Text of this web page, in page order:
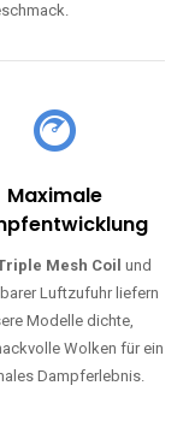
Maximale
Mesh Coil und
Luftzufuhr liefern
Modelle dichte,
Wolken für ein
Dampferlebnis.